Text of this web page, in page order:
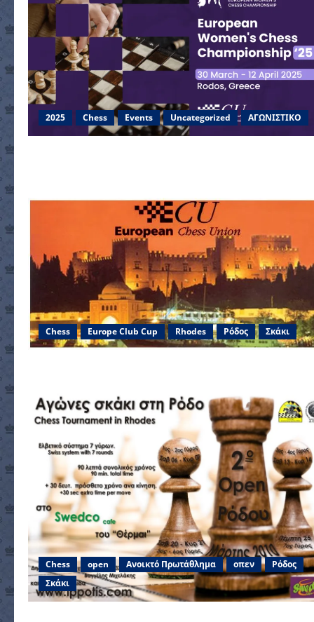
2025 Chess Events Uncategorized ΑΓΩΝΙΣΤΙΚΟ
Chess Europe Club Cup Rhodes Ρόδος Σκάκι
Chess open Ανοικτό Πρωτάθλημα οπεν
Ρόδος
Σκάκι